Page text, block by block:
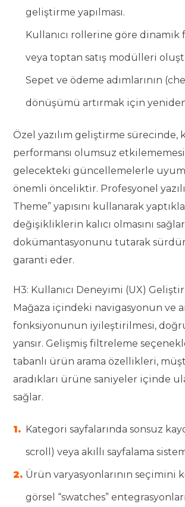
geliştirme yapılması.
Kullanıcı rollerine göre dinamik
veya toptan satış modülleri
Sepet ve ödeme adımlarının
dönüşümü artırmak için yeniden
Özel yazılım geliştirme sürecinde,
performansı olumsuz
gelecekteki güncellemelerle
önemli önceliktir. Profesyonel
Theme” yapısını kullanarak
değişikliklerin kalıcı olmasını
dokümantasyonunu tutarak
garanti eder.
H3: Kullanıcı Deneyimi (UX)
Mağaza içindeki navigasyonun ve
fonksiyonunun iyileştirilmesi,
yansır. Gelişmiş filtreleme
tabanlı ürün arama özellikleri,
aradıkları ürüne saniyeler içinde
sağlar.
Kategori sayfalarında sonsuz
scroll) veya akıllı sayfalama
Ürün varyasyonlarının seçimini
görsel “swatches”